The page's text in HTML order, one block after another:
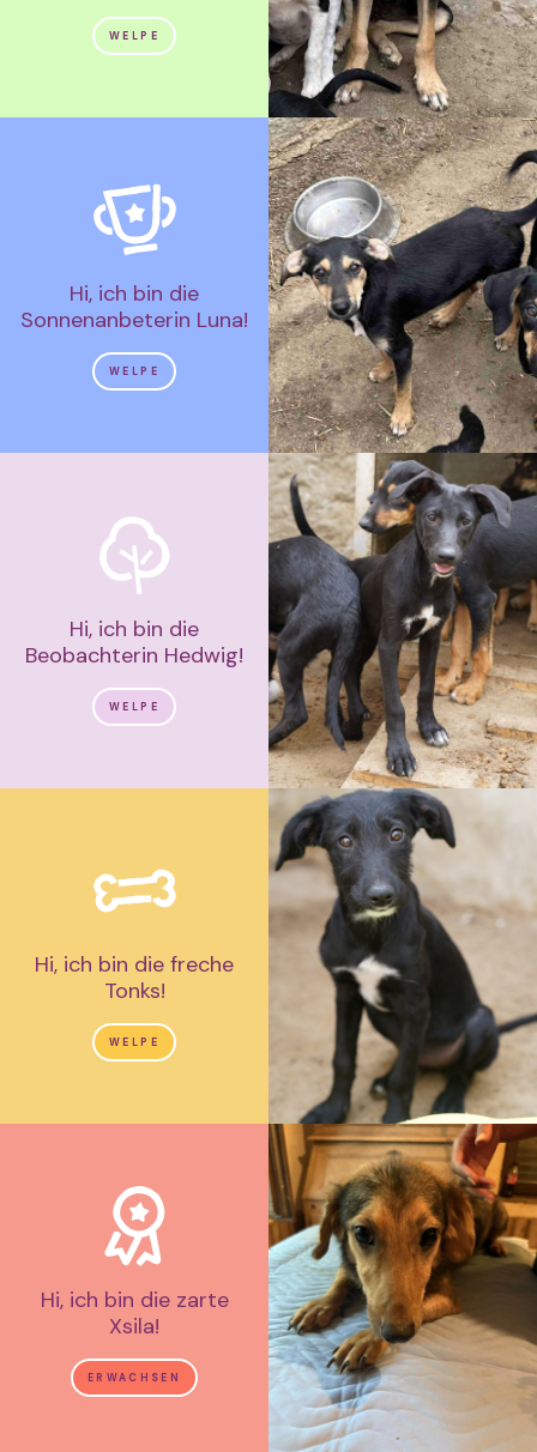
WELPE
Hi, ich bin die
Sonnenanbeterin Luna!
WELPE
Hi, ich bin die
Beobachterin Hedwig!
WELPE
Hi, ich bin die freche
Tonks!
WELPE
Hi, ich bin die zarte
Xsila!
ERWACHSEN